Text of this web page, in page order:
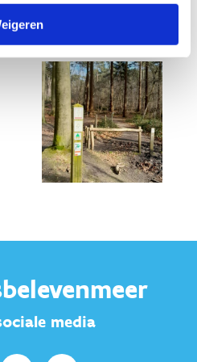
media